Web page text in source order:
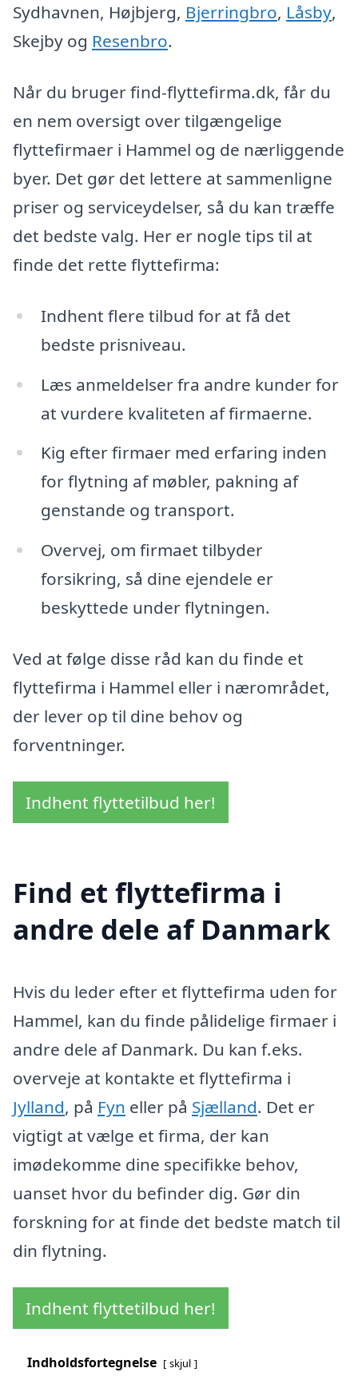
Sydhavnen, Højbjerg, Bjerringbro, Låsby,
Skejby og Resenbro.
Når du bruger find-flyttefirma.dk, får du
en nem oversigt over tilgængelige
flyttefirmaer i Hammel og de nærliggende
byer. Det gør det lettere at sammenligne
priser og serviceydelser, så du kan træffe
det bedste valg. Her er nogle tips til at
finde det rette flyttefirma:
Indhent flere tilbud for at få det
bedste prisniveau.
Læs anmeldelser fra andre kunder for
at vurdere kvaliteten af firmaerne.
Kig efter firmaer med erfaring inden
for flytning af møbler, pakning af
genstande og transport.
Overvej, om firmaet tilbyder
forsikring, så dine ejendele er
beskyttede under flytningen.
Ved at følge disse råd kan du finde et
flyttefirma i Hammel eller i nærområdet,
der lever op til dine behov og
forventninger.
Indhent flyttetilbud her!
Find et flyttefirma i
andre dele af Danmark
Hvis du leder efter et flyttefirma uden for
Hammel, kan du finde pålidelige firmaer i
andre dele af Danmark. Du kan f.eks.
overveje at kontakte et flyttefirma i
Jylland, på Fyn eller på Sjælland. Det er
vigtigt at vælge et firma, der kan
imødekomme dine specifikke behov,
uanset hvor du befinder dig. Gør din
forskning for at finde det bedste match til
din flytning.
Indhent flyttetilbud her!
Indholdsfortegnelse skjul